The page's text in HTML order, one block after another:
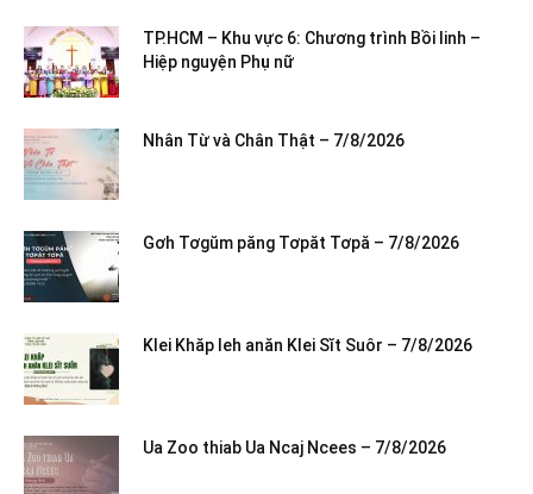
TP.HCM – Khu vực 6: Chương trình Bồi linh –
Hiệp nguyện Phụ nữ
Nhân Từ và Chân Thật – 7/8/2026
Gơh Tơgŭm păng Tơpăt Tơpă – 7/8/2026
Klei Khăp leh anăn Klei Sĭt Suôr – 7/8/2026
Ua Zoo thiab Ua Ncaj Ncees – 7/8/2026